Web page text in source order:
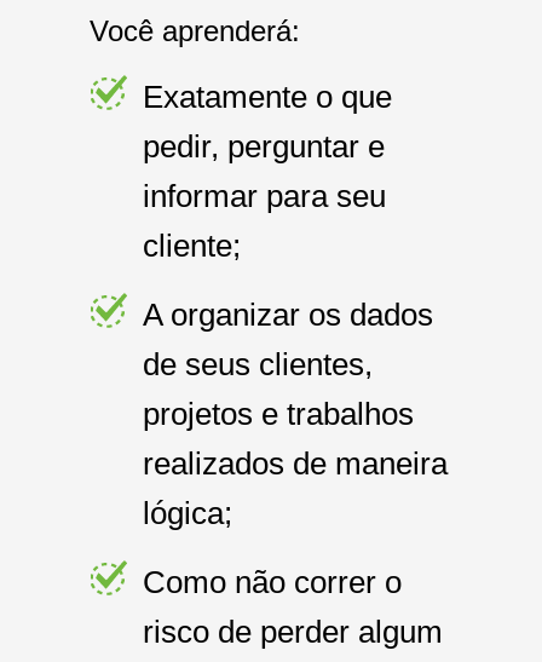
Você aprenderá:
Exatamente o que
pedir, perguntar e
informar para seu
cliente;
A organizar os dados
de seus clientes,
projetos e trabalhos
realizados de maneira
lógica;
Como não correr o
risco de perder algum